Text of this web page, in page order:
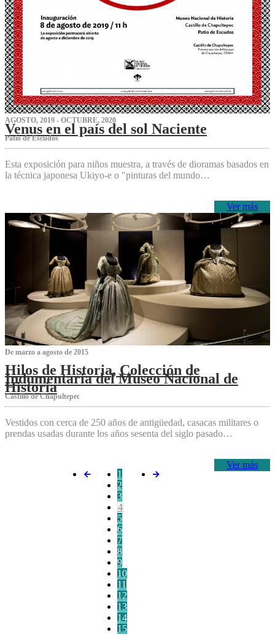
AGOSTO, 2019 - OCTUBRE, 2020
Venus en el país del sol Naciente
P‌atio de Escudos
Esta exposición para niños muestra, a través de dioramas basados en
la técnica japonesa Ukiyo-e o "pinturas del mundo…
Ver más
De marzo a agosto de 2015
Hilos de Historia, Colección de
Indumentaria del Museo Nacional de
Historia
Castillo de Chapultepec
Vestidos con cerca de 250 años de antigüedad, casacas militares o
prendas usadas durante los años sesenta del siglo pasado…
Ver más
1
2
3
4
5
6
7
8
9
10
11
12
13
14
15